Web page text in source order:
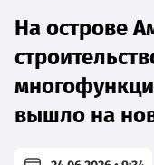
На острове
вышло на